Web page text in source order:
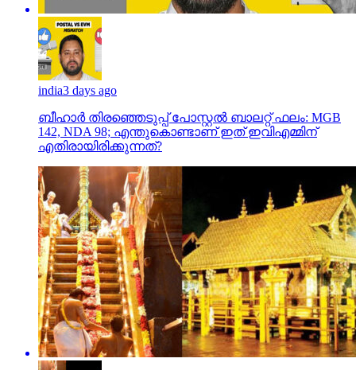
india3 days ago
ബീഹാർ തിരഞ്ഞെടുപ്പ് പോസ്റ്റൽ ബാലറ്റ് ഫലം: MGB
142, NDA 98; എന്തുകൊണ്ടാണ് ഇത് ഇവിഎമ്മിന്
എതിരായിരിക്കുന്നത്?